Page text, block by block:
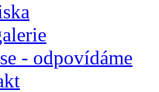
- odpovídáme